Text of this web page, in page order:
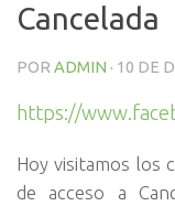
Cancelada
POR ADMIN · 10 DE
https://
Hoy visitamos los
de acceso a